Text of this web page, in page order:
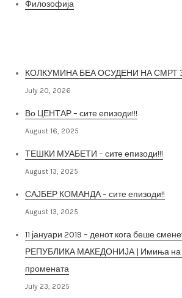
Филозофија
КОЛКУМИНА БЕА ОСУДЕНИ НА СМРТ
July 20, 2026
Во ЦЕНТАР – сите епизоди!!!
August 16, 2025
ТЕШКИ МУАБЕТИ – сите епизоди!!!
August 13, 2025
САЈБЕР КОМАНДА – сите епизоди!!
August 13, 2025
11 јануари 2019 – денот кога беше
РЕПУБЛИКА МАКЕДОНИЈА | Имиња на
промената
July 23, 2025